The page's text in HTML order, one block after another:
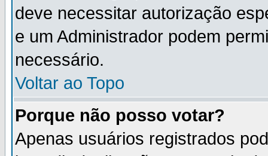
deve necessitar autorização
e um Administrador podem
necessário.
Voltar ao Topo
Porque não posso votar?
Apenas usuários registrados